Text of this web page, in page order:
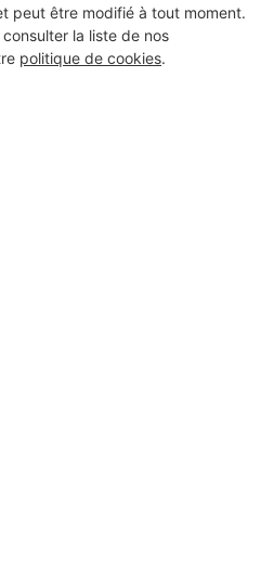
peut être modifié à tout moment.
la liste de nos
politique de cookies.
disponible dans cette zone